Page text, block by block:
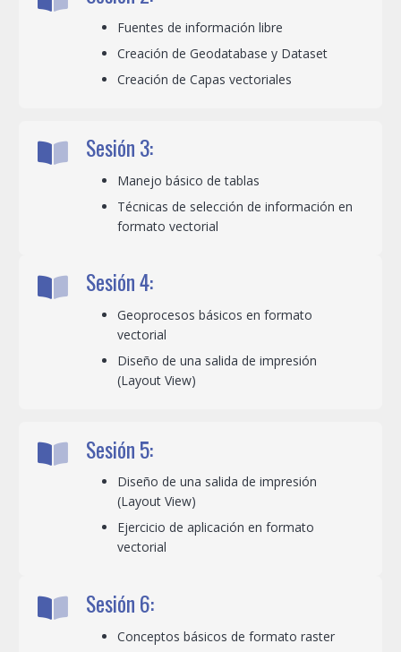
Fuentes de información libre
Creación de Geodatabase y Dataset
Creación de Capas vectoriales
Sesión 3:
Manejo básico de tablas
Técnicas de selección de información en
formato vectorial
Sesión 4:
Geoprocesos básicos en formato
vectorial
Diseño de una salida de impresión
(Layout View)
Sesión 5:
Diseño de una salida de impresión
(Layout View)
Ejercicio de aplicación en formato
vectorial
Sesión 6:
Conceptos básicos de formato raster